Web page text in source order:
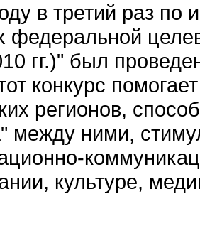
в третий раз по
федеральной
гг.)" был
конкурс
регионов,
между ними,
культуре,